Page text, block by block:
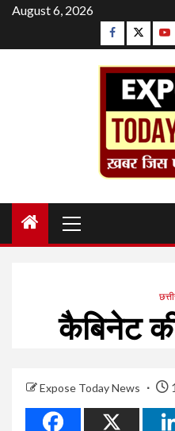
Skip
content
August 6, 2026
Facebook
Twitter
Menu
कैबिनेट
Expose Today News